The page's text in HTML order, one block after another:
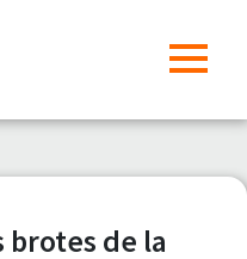
brotes de la